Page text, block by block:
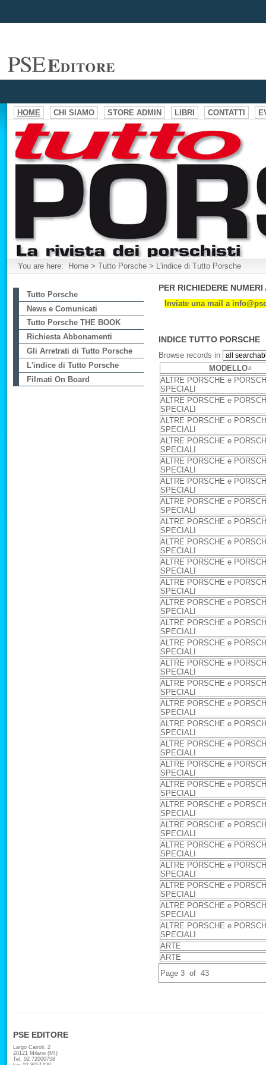
HOME CHI SIAMO STORE ADMIN LIBRI CONTATTI
You are here: Home > Tutto Porsche > L'indice di Tutto Porsche
Tutto Porsche
News e Comunicati
Tutto Porsche THE BOOK
Richiesta Abbonamenti
Gli Arretrati di Tutto Porsche
L'indice di Tutto Porsche
Filmati On Board
PER RICHIEDERE
Inviate una mail a
INDICE TUTTO PORSCHE
Browse records in
MODELLO
ALTRE PORSCHE e
SPECIALI
ALTRE PORSCHE e
SPECIALI
ALTRE PORSCHE e
SPECIALI
ALTRE PORSCHE e
SPECIALI
ALTRE PORSCHE e
SPECIALI
ALTRE PORSCHE e
SPECIALI
ALTRE PORSCHE e
SPECIALI
ALTRE PORSCHE e
SPECIALI
ALTRE PORSCHE e
SPECIALI
ALTRE PORSCHE e
SPECIALI
ALTRE PORSCHE e
SPECIALI
ALTRE PORSCHE e
SPECIALI
ALTRE PORSCHE e
SPECIALI
ALTRE PORSCHE e
SPECIALI
ALTRE PORSCHE e
SPECIALI
ALTRE PORSCHE e
SPECIALI
ALTRE PORSCHE e
SPECIALI
ALTRE PORSCHE e
SPECIALI
ALTRE PORSCHE e
SPECIALI
ALTRE PORSCHE e
SPECIALI
ALTRE PORSCHE e
SPECIALI
ALTRE PORSCHE e
SPECIALI
ALTRE PORSCHE e
SPECIALI
ALTRE PORSCHE e
SPECIALI
ALTRE PORSCHE e
SPECIALI
ALTRE PORSCHE e
SPECIALI
ALTRE PORSCHE e
SPECIALI
ALTRE PORSCHE e
SPECIALI
ARTE
ARTE
Page 3 of 43
PSE EDITORE
Largo Cairoli, 2
20121 Milano (MI)
Tel. 02 72000758